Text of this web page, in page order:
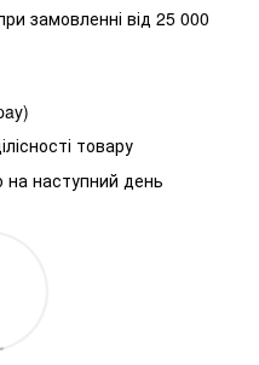
замовленні від 25 000
товару
на наступний день